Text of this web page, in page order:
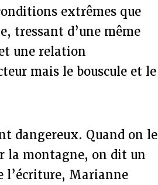
extrêmes que
tressant d’une même
une relation
mais le bouscule et le
dangereux. Quand on le
la montagne, on dit un
l’écriture, Marianne